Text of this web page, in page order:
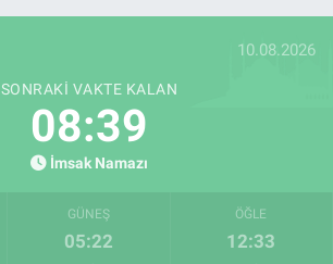
10.08.2026
SONRAKI VAKTE KALAN
08:39
İmsak Namazı
GÜNEŞ
05:22
ÖĞLE
12:33